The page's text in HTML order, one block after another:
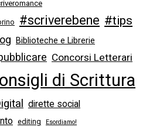
#scriverebene #tips
Biblioteche e Librerie
Concorsi Letterari
di Scrittura
dirette social
editing Esordiamo!